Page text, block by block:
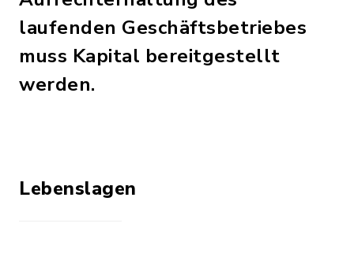
laufenden Geschäftsbetriebes
muss Kapital bereitgestellt
werden.
Lebenslagen